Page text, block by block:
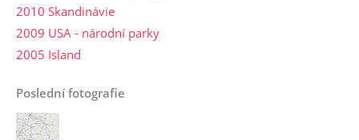
2010 Skandinávie
2009 USA - národní parky
2005 Island
Poslední fotografie